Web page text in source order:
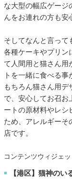
な大型の幅広ゲージ
んをお連れの方も安
そしてなんと言って
各種ケーキやプリン
て人間用と猫さん用
トを一緒に食べる事
もちろん猫さん用
で、安心してお召お
ートの原材料やレシ
ため、アレルギーそ
店です。
コンテンツウィジェ
■ 【港区】猫神のい